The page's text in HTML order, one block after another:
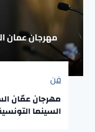
فن
مهرجان عمّان
السينما